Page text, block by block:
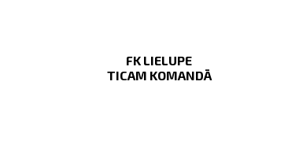
FK LIELUPE
TICAM KOMANDĀ